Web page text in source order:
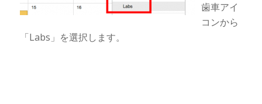
歯車アイ
コンから
「Labs」を選択します。